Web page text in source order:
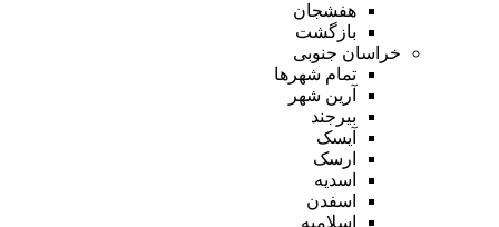
هفشجان
بازگشت
خراسان جنوبی
تمام شهر‌ها
آرین شهر
بیرجند
آیسک
ارسک
اسدیه
اسفدن
اسلامیه